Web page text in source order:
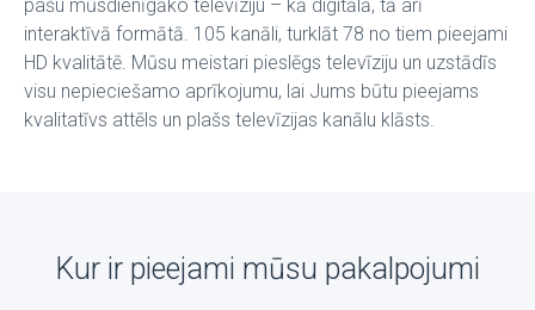
pašu mūsdienīgāko televīziju – kā digitālā, tā arī
interaktīvā formātā. 105 kanāli, turklāt 78 no tiem pieejami
HD kvalitātē. Mūsu meistari pieslēgs televīziju un uzstādīs
visu nepieciešamo aprīkojumu, lai Jums būtu pieejams
kvalitatīvs attēls un plašs televīzijas kanālu klāsts.
Kur ir pieejami mūsu pakalpojumi